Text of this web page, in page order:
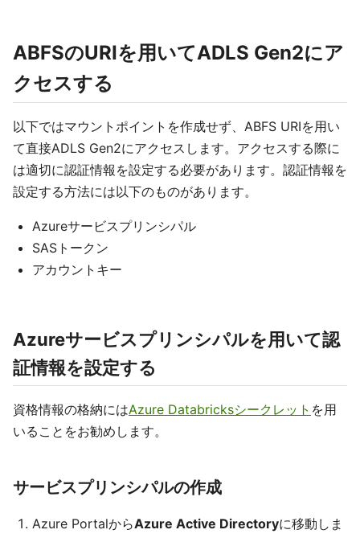
ABFSのURIを用いてADLS Gen2にア
クセスする
以下ではマウントポイントを作成せず、ABFS URIを用い
て直接ADLS Gen2にアクセスします。アクセスする際に
は適切に認証情報を設定する必要があります。認証情報を
設定する方法には以下のものがあります。
Azureサービスプリンシパル
SASトークン
アカウントキー
Azureサービスプリンシパルを用いて認
証情報を設定する
資格情報の格納にはAzure Databricksシークレット を用
いることをお勧めします。
サービスプリンシパルの作成
Azure PortalからAzure Active Directoryに移動しま